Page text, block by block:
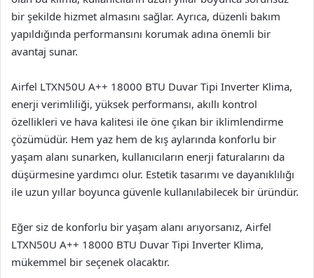
bir şekilde hizmet almasını sağlar. Ayrıca, düzenli bakım
yapıldığında performansını korumak adına önemli bir
avantaj sunar.
Airfel LTXN50U A++ 18000 BTU Duvar Tipi Inverter Klima,
enerji verimliliği, yüksek performansı, akıllı kontrol
özellikleri ve hava kalitesi ile öne çıkan bir iklimlendirme
çözümüdür. Hem yaz hem de kış aylarında konforlu bir
yaşam alanı sunarken, kullanıcıların enerji faturalarını da
düşürmesine yardımcı olur. Estetik tasarımı ve dayanıklılığı
ile uzun yıllar boyunca güvenle kullanılabilecek bir üründür.
Eğer siz de konforlu bir yaşam alanı arıyorsanız, Airfel
LTXN50U A++ 18000 BTU Duvar Tipi Inverter Klima,
mükemmel bir seçenek olacaktır.